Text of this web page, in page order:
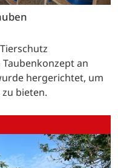
an
hergerichtet, um
zu bieten.